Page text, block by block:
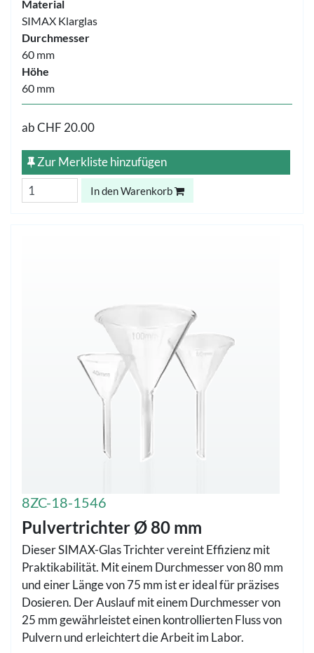
Material
SIMAX Klarglas
Durchmesser
60 mm
Höhe
60 mm
abCHF 20.00
Zur Merkliste hinzufügen
In den Warenkorb
8ZC-18-1546
Pulvertrichter Ø 80 mm
Dieser SIMAX-Glas Trichter vereint Effizienz mit
Praktikabilität. Mit einem Durchmesser von 80 mm
und einer Länge von 75 mm ist er ideal für präzises
Dosieren. Der Auslauf mit einem Durchmesser von
25 mm gewährleistet einen kontrollierten Fluss von
Pulvern und erleichtert die Arbeit im Labor.